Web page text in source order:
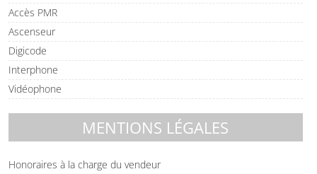
Accès PMR
Ascenseur
Digicode
Interphone
Vidéophone
MENTIONS LÉGALES
Honoraires à la charge du vendeur